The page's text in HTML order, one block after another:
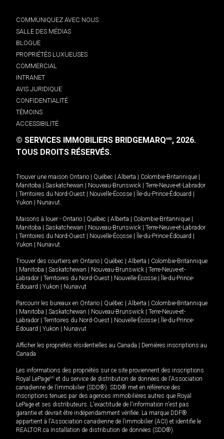
COMMUNIQUEZ AVEC NOUS
SALLE DES MÉDIAS
BLOGUE
PROPRIÉTÉS LUXUEUSES
COMMERCIAL
INTRANET
AVIS JURIDIQUE
CONFIDENTIALITÉ
TÉMOINS
ACCESSIBILITÉ
© SERVICES IMMOBILIERS BRIDGEMARQMD, 2026.
TOUS DROITS RÉSERVÉS.
Trouver une maison Ontario Québec Alberta Colombie-Britannique
Manitoba
Saskatchewan Nouveau-Brunswick
Terre-Neuve-et-Labrador
Territoires du Nord-Ouest Nouvelle-Écosse Île-du-Prince-Édouard
Yukon
Nunavut.
Maisons à louer - Ontario Québec Alberta Colombie-Britannique
Manitoba
Saskatchewan Nouveau-Brunswick
Terre-Neuve-et-Labrador
Territoires du Nord-Ouest Nouvelle-Écosse Île-du-Prince-Édouard
Yukon
Nunavut.
Trouver des courtiers en Ontario Québec Alberta
Colombie-Britannique
Manitoba Saskatchewan Nouveau-Brunswick
Terre-Neuve-et-
Labrador
Territoires du Nord-Ouest Nouvelle-Écosse
Île-du-Prince-
Édouard
Yukon Nunavut
Parcourir les bureaux en Ontario Québec Alberta
Colombie-Britannique
Manitoba Saskatchewan Nouveau-Brunswick
Terre-Neuve-et-
Labrador
Territoires du Nord-Ouest Nouvelle-Écosse
Île-du-Prince-
Édouard
Yukon Nunavut
Afficher les propriétés résidentielles au Canada
Dernières inscriptions au
Canada
Les informations des propriétés sur ce site proviennent des inscriptions
Royal LePageMD et du service de distribution de données de l'Association
canadienne de l’immobilier (SDD®). SDD® met en référence des
inscriptions tenues par des agences immobilières autres que Royal
LePage et ses distributeurs. L'exactitude de l'information n'est pas
garantie et devrait être indépendamment vérifiée. La marque DDF®
appartient à l'Association canadienne de l’immobilier (ACI) et identifie le
REALTOR.ca Installation de distribution de données (SDD®).